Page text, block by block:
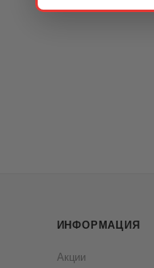
ИНФОРМАЦИЯ
Акции